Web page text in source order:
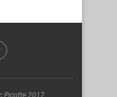
Picotte 2017